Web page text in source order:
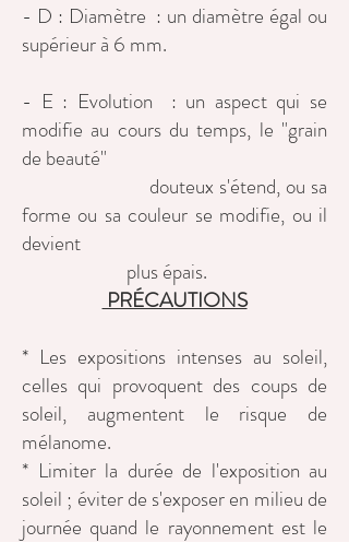
- D : Diamètre : un diamètre égal ou
supérieur à 6 mm.
- E : Evolution : un aspect qui se
modifie au cours du temps, le "grain
de beauté"
douteux s'étend, ou sa
forme ou sa couleur se modifie, ou il
devient
plus épais.
PRÉCAUTIONS
* Les expositions intenses au soleil,
celles qui provoquent des coups de
soleil, augmentent le risque de
mélanome.
* Limiter la durée de l'exposition au
soleil ; éviter de s'exposer en milieu de
journée quand le rayonnement est le